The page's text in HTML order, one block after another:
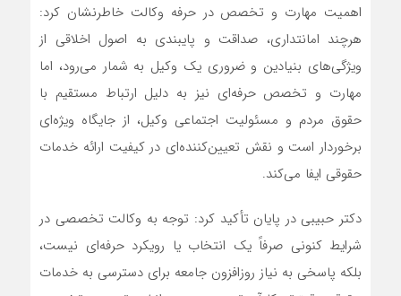
اهمیت مهارت و تخصص در حرفه وکالت خاطرنشان کرد:
هرچند امانتداری، صداقت و پایبندی به اصول اخلاقی از
ویژگی‌های بنیادین و ضروری یک وکیل به شمار می‌رود، اما
مهارت و تخصص حرفه‌ای نیز به دلیل ارتباط مستقیم با
حقوق مردم و مسئولیت اجتماعی وکیل، از جایگاه ویژه‌ای
برخوردار است و نقش تعیین‌کننده‌ای در کیفیت ارائه خدمات
حقوقی ایفا می‌کند.
دکتر حبیبی در پایان تأکید کرد: توجه به وکالت تخصصی در
شرایط کنونی صرفاً یک انتخاب یا رویکرد حرفه‌ای نیست،
بلکه پاسخی به نیاز روزافزون جامعه برای دسترسی به خدمات